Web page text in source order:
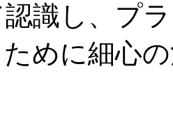
識し、プ
めに細心